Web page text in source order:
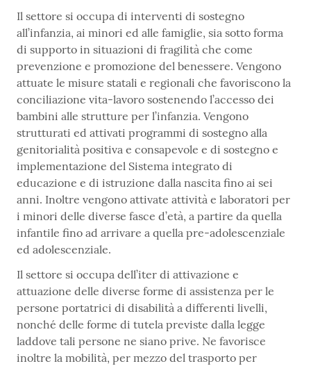
Il settore si occupa di interventi di sostegno
all’infanzia, ai minori ed alle famiglie, sia sotto forma
di supporto in situazioni di fragilità che come
prevenzione e promozione del benessere. Vengono
attuate le misure statali e regionali che favoriscono la
conciliazione vita-lavoro sostenendo l’accesso dei
bambini alle strutture per l’infanzia. Vengono
strutturati ed attivati programmi di sostegno alla
genitorialità positiva e consapevole e di sostegno e
implementazione del Sistema integrato di
educazione e di istruzione dalla nascita fino ai sei
anni. Inoltre vengono attivate attività e laboratori per
i minori delle diverse fasce d’età, a partire da quella
infantile fino ad arrivare a quella pre-adolescenziale
ed adolescenziale.
Il settore si occupa dell’iter di attivazione e
attuazione delle diverse forme di assistenza per le
persone portatrici di disabilità a differenti livelli,
nonché delle forme di tutela previste dalla legge
laddove tali persone ne siano prive. Ne favorisce
inoltre la mobilità, per mezzo del trasporto per